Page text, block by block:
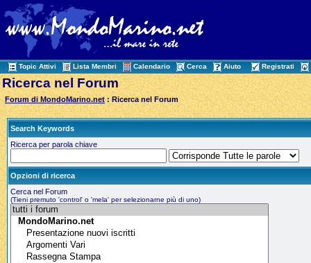
Topic Attivi Lista Membri Calendario Cerca Aiuto Registrati
Ricerca nel Forum
Forum di MondoMarino.net : Ricerca nel Forum
Search Keywords
Ricerca per parola chiave
Opzioni di ricerca
Cerca nel Forum
(Tieni premuto 'control' o 'mela' per selezionarne più di uno)